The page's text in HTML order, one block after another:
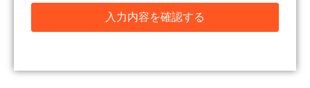
入力内容を確認する